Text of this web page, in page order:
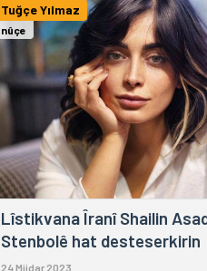
Tuğçe Yılmaz
nûçe
Lîstikvana Îranî Shailin
Stenbolê hat desteserkirin
24 Mijdar 2023